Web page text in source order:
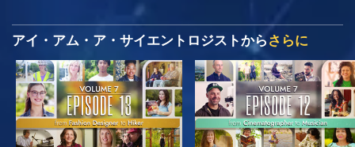
アイ・アム・ア・サイエントロジストからさらに